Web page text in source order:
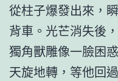
從柱子爆發出來，
背車。光芒消失後
獨角獸雕像一臉困
天旋地轉，等他回